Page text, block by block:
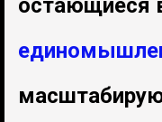
остающиеся